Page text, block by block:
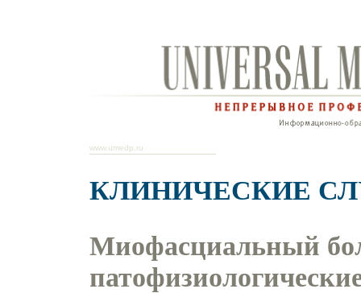
www.umedp.ru
КЛИНИЧЕСКИЕ
Миофасциальный